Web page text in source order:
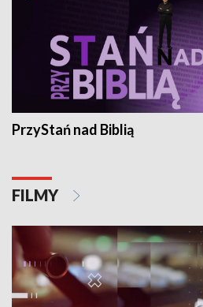
PrzyStań nad Biblią
FILMY